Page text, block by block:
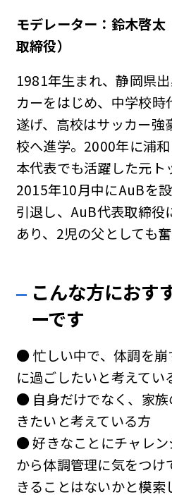
モデレーター：鈴木啓
取締役）
1981年生まれ、静岡県
カーをはじめ、中学校時
遂げ、高校はサッカー強
校へ進学。2000年に浦
本代表でも活躍した元ト
2015年10月中にAuBを
引退し、AuB代表取締役
あり、2児の父としても奮
こんな方におす
ーです
● 忙しい中で、体調を崩
に過ごしたいと考えてい
● 自身だけでなく、家
きたいと考えている方
● 好きなことにチャレ
から体調管理に気をつけ
きることはないかと模索